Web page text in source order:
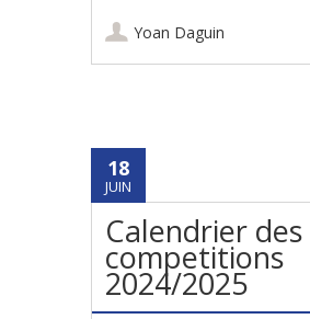
Yoan Daguin
18
JUIN
Calendrier des
competitions
2024/2025